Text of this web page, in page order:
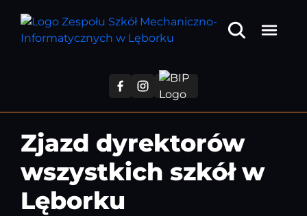
treści
Zjazd dyrektorów
wszystkich szkół w
Lęborku